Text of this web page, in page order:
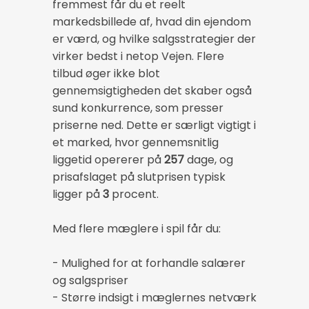
fremmest får du et reelt
markedsbillede af, hvad din ejendom
er værd, og hvilke salgsstrategier der
virker bedst i netop Vejen. Flere
tilbud øger ikke blot
gennemsigtigheden det skaber også
sund konkurrence, som presser
priserne ned. Dette er særligt vigtigt i
et marked, hvor gennemsnitlig
liggetid opererer på257dage, og
prisafslaget på slutprisen typisk
ligger på3 procent.
Med flere mæglere i spil får du:
- Mulighed for at forhandle salærer
og salgspriser
- Større indsigt i mæglernes netværk